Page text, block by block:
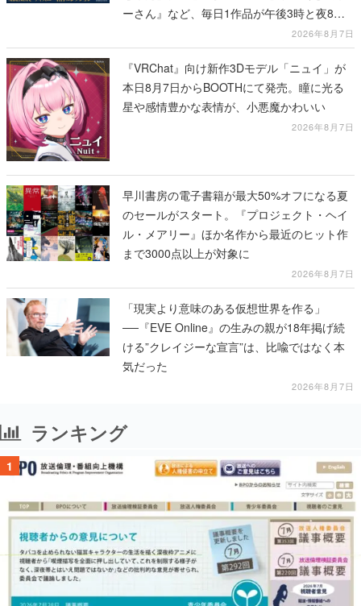
ーさん』など、毎日1作品が午後3時と夜8時
2026年8月7日
『VRChat』向け新作3Dモデル「ニュイ」が
本日8月7日からBOOTHにて発売。瞳に光る
星や感情豊かな表情が、小悪魔かわいい
2026年8月7日
早川書房の電子書籍が最大50%オフになる夏
のセールがスタート。『プロジェクト・ヘイ
ル・メアリー』ほか名作から最近のヒット作
まで3000点以上が対象に
2026年8月7日
「現実より意味のある仮想世界を作る」
──『EVE Online』の生みの親が18年掲げ続
ける”クレイジーな宣言”は、比喩ではなく本
気だった
2026年8月7日
ランキング
1